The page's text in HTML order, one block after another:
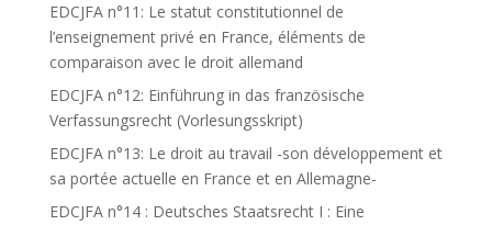
EDCJFA n°11: Le statut constitutionnel de
l’enseignement privé en France, éléments de
comparaison avec le droit allemand
EDCJFA n°12: Einführung in das französische
Verfassungsrecht (Vorlesungsskript)
EDCJFA n°13: Le droit au travail -son développement et
sa portée actuelle en France et en Allemagne-
EDCJFA n°14 : Deutsches Staatsrecht I : Eine